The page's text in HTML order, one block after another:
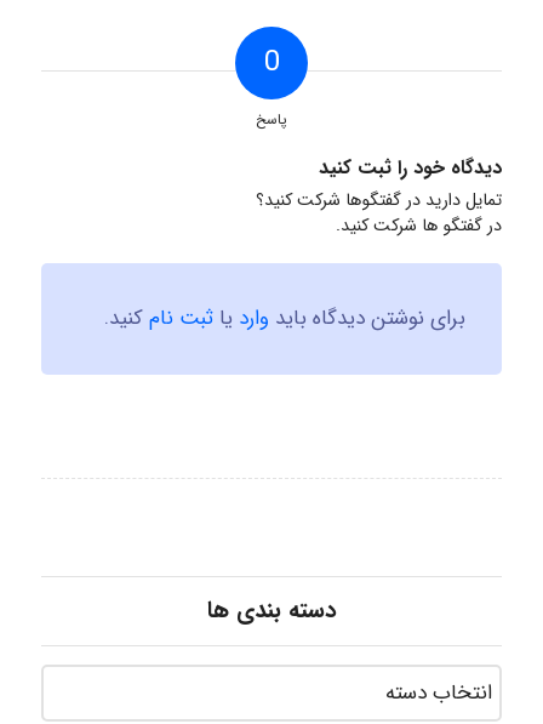
0
پاسخ
دیدگاه خود را ثبت کنید
تمایل دارید در گفتگوها شرکت کنید؟
در گفتگو ها شرکت کنید.
برای نوشتن دیدگاه باید وارد یا ثبت نامکنید.
دسته بندی ها